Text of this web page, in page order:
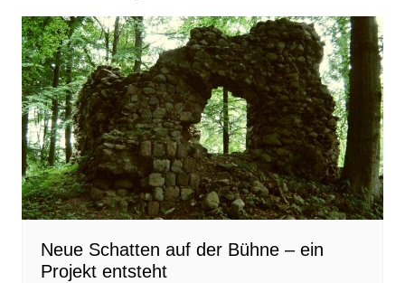
Neue Schatten auf der Bühne – ein
Projekt entsteht